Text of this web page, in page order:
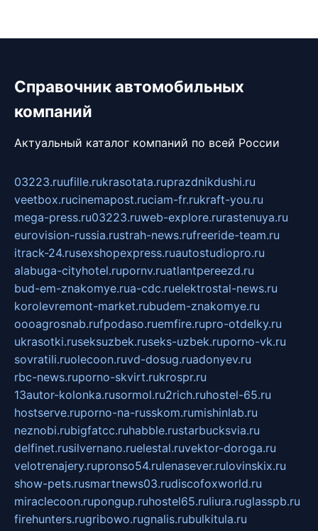
Справочник автомобильных
компаний
Актуальный каталог компаний по всей России
03223.ruufille.rukrasotata.ruprazdnikdushi.ru
veetbox.rucinemapost.ruciam-fr.rukraft-you.ru
mega-press.ru03223.ruweb-explore.rurastenuya.ru
eurovision-russia.rustrah-news.rufreeride-team.ru
itrack-24.rusexshopexpress.ruautostudiopro.ru
alabuga-cityhotel.rupornv.ruatlantpereezd.ru
bud-em-znakomye.rua-cdc.ruelektrostal-news.ru
korolevremont-market.rubudem-znakomye.ru
oooagrosnab.rufpodaso.ruemfire.rupro-otdelky.ru
ukrasotki.ruseksuzbek.ruseks-uzbek.ruporno-vk.ru
sovratili.ruolecoon.ruvd-dosug.ruadonyev.ru
rbc-news.ruporno-skvirt.rukrospr.ru
13autor-kolonka.rusormol.ru2rich.ruhostel-65.ru
hostserve.ruporno-na-russkom.rumishinlab.ru
neznobi.rubigfatcc.ruhabble.rustarbucksvia.ru
delfinet.rusilvernano.ruelestal.ruvektor-doroga.ru
velotrenajery.rupronso54.rulenasever.rulovinskix.ru
show-pets.rusmartnews03.rudiscofoxworld.ru
miraclecoon.rupongup.ruhostel65.ruliura.ruglasspb.ru
firehunters.rugribowo.rugnalis.rubulkitula.ru